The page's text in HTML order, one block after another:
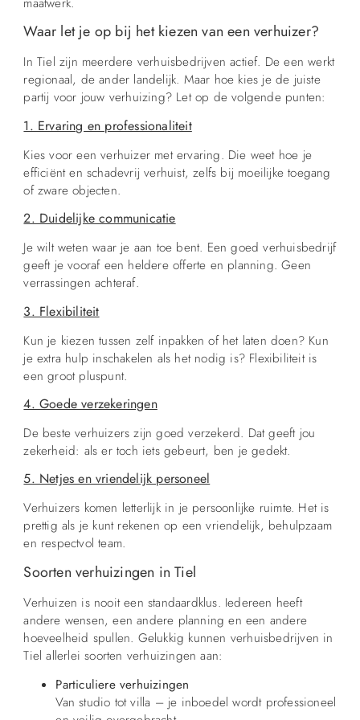
Waar let je op bij het kiezen van een verhuizer?
In Tiel zijn meerdere verhuisbedrijven actief. De een werkt
regionaal, de ander landelijk. Maar hoe kies je de juiste
partij voor jouw verhuizing? Let op de volgende punten:
1. Ervaring en professionaliteit
Kies voor een verhuizer met ervaring. Die weet hoe je
efficiënt en schadevrij verhuist, zelfs bij moeilijke toegang
of zware objecten.
2. Duidelijke communicatie
Je wilt weten waar je aan toe bent. Een goed verhuisbedrijf
geeft je vooraf een heldere offerte en planning. Geen
verrassingen achteraf.
3. Flexibiliteit
Kun je kiezen tussen zelf inpakken of het laten doen? Kun
je extra hulp inschakelen als het nodig is? Flexibiliteit is
een groot pluspunt.
4. Goede verzekeringen
De beste verhuizers zijn goed verzekerd. Dat geeft jou
zekerheid: als er toch iets gebeurt, ben je gedekt.
5. Netjes en vriendelijk personeel
Verhuizers komen letterlijk in je persoonlijke ruimte. Het is
prettig als je kunt rekenen op een vriendelijk, behulpzaam
en respectvol team.
Soorten verhuizingen in Tiel
Verhuizen is nooit een standaardklus. Iedereen heeft
andere wensen, een andere planning en een andere
hoeveelheid spullen. Gelukkig kunnen verhuisbedrijven in
Tiel allerlei soorten verhuizingen aan:
Particuliere verhuizingen
Van studio tot villa – je inboedel wordt professioneel